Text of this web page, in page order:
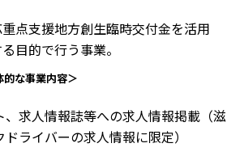
点支援地方創生臨時交付金を活用
目的で行う事業。
な事業内容＞
、求人情報誌等への求人情報掲載（滋
ライバーの求人情報に限定）